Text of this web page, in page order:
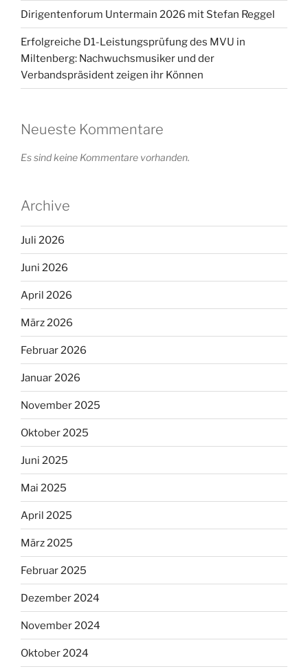
Dirigentenforum Untermain 2026 mit Stefan Reggel
Erfolgreiche D1-Leistungsprüfung des MVU in
Miltenberg: Nachwuchsmusiker und der
Verbandspräsident zeigen ihr Können
Neueste Kommentare
Es sind keine Kommentare vorhanden.
Archive
Juli 2026
Juni 2026
April 2026
März 2026
Februar 2026
Januar 2026
November 2025
Oktober 2025
Juni 2025
Mai 2025
April 2025
März 2025
Februar 2025
Dezember 2024
November 2024
Oktober 2024